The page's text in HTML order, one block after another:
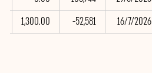
16/7/2026
-52,581
1,300.00